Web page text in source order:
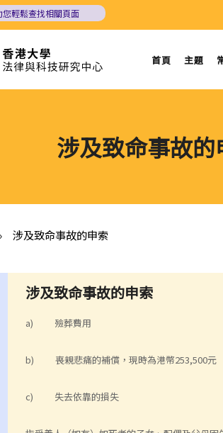
輕鬆查找相關頁面
首頁 主題
涉及致命事故的
涉及致命事故的申索
涉及致命事故的申索
a) 殮葬費用
b) 喪親悲痛的補償，現時為港幣253,500元
c) 失去依靠的損失